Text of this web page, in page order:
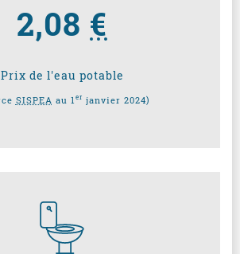
2,08 €
Prix de l'eau potable
SISPEA au 1 er janvier 2024)